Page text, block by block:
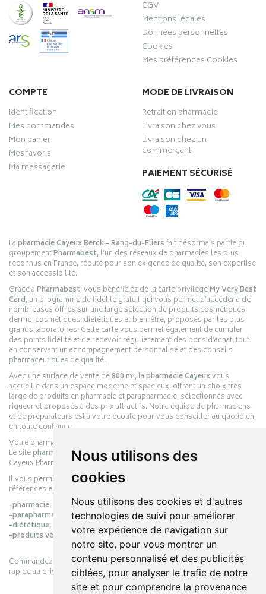
Nous utilisons des
cookies
Nous utilisons des cookies et d'autres
technologies de suivi pour améliorer
votre expérience de navigation sur
notre site, pour vous montrer un
contenu personnalisé et des publicités
ciblées, pour analyser le trafic de notre
site et pour comprendre la provenance
CGV
Mentions légales
Données personnelles
Cookies
Mes préférences Cookies
COMPTE
Identification
Mes commandes
Mon panier
Mes favoris
Ma messagerie
MODE DE LIVRAISON
Retrait en pharmacie
Livraison chez vous
Livraison chez un
commerçant
PAIEMENT SÉCURISÉ
Lapharmacie Cayeux Berck – Rang-du-Fliersfait désormais partie du
groupementPharmabest, l’un des réseaux de pharmacies les plus
reconnus en France, réputé pour son exigence de qualité, son expertise
et son accessibilité.
Grâce àPharmabest, vous bénéficiez de la carte privilègeMy Very Best
Card, un programme de fidélité gratuit qui vous permet d’accéder à de
nombreuses offres sur une large sélection de produits cosmétiques,
dermo-cosmétiques, diététiques et bien-être, proposés par les plus
grands laboratoires. Cette carte vous permet également de cumuler
des points fidélité et de recevoir régulièrement des bons d’achat, tout
en conservant un accompagnement personnalisé et des conseils
pharmaceutiques de qualité.
Avec une surface de vente de800 m², lapharmacie Cayeuxvous
accueille dans un espace moderne et spacieux, offrant un choix très
large de produits en pharmacie et parapharmacie, sélectionnés avec
rigueur et proposés à des prix attractifs. Notre équipe de pharmaciens
et de préparateurs est à votre écoute pour vous conseiller au quotidien,
en toute confiance.
Votre pharmacie en ligne :
Le sitepharmacie-cayeux.frest le prolongement digital de la pharmacie
Cayeux Pharmabest Berck-sur-Mer – Rang-du-Fliers.
Il vous permet de réaliser vos achats en ligne parmi des milliers de
références en :
-pharmacie,
-parapharmacie,
-diététique,
-produits vétérinaires.
Commandez simplement vos produits en ligne et choisissez le retrait
rapide au drive ou la livraison à domicile, en toute simplicité.